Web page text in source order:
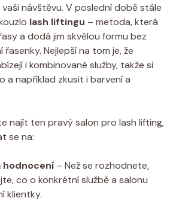
návštěvu. V poslední době stále
lash liftingu – metoda, která
a dodá jim skvělou formu bez
Nejlepší na tom je, že
i kombinované služby, takže si
a například zkusit i barvení a
najít ten pravý salon pro lash lifting,
se na:
hodnocení – Než se rozhodnete,
co o konkrétní službě a salonu
klientky.